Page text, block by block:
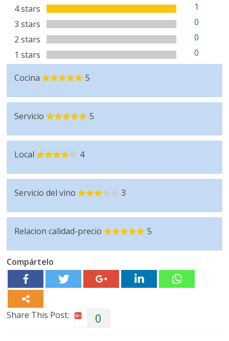
4 stars
1
3 stars
0
2 stars
0
1 stars
0
Cocina 5
Servicio 5
Local 4
Servicio del vino 3
Relacion calidad-precio 5
Compártelo
Share This Post: 0